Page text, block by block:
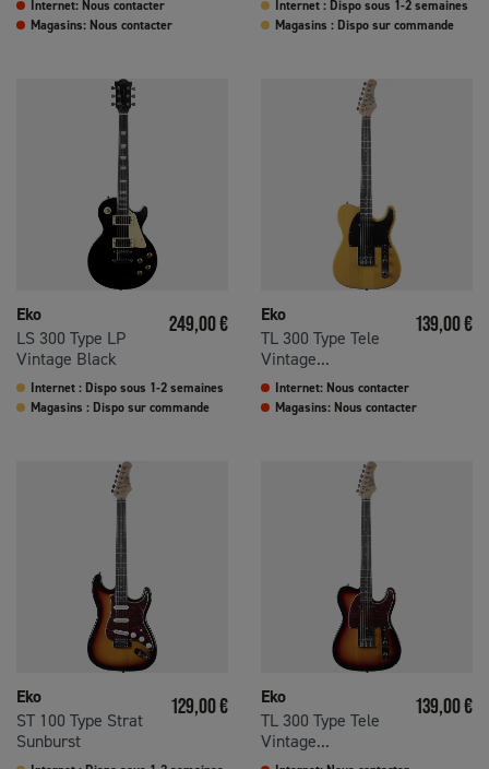
Internet: Nous contacter
Magasins: Nous contacter
Internet : Dispo sous 1-2 semaines
Magasins : Dispo sur commande
Eko
LS 300 Type LP
Vintage Black
Prix
249,00 €
Internet : Dispo sous 1-2 semaines
Magasins : Dispo sur commande
Eko
TL 300 Type Tele
Vintage...
Prix
139,00 €
Internet: Nous contacter
Magasins: Nous contacter
Eko
ST 100 Type Strat
Sunburst
Prix
129,00 €
Eko
TL 300 Type Tele
Vintage...
Prix
139,00 €